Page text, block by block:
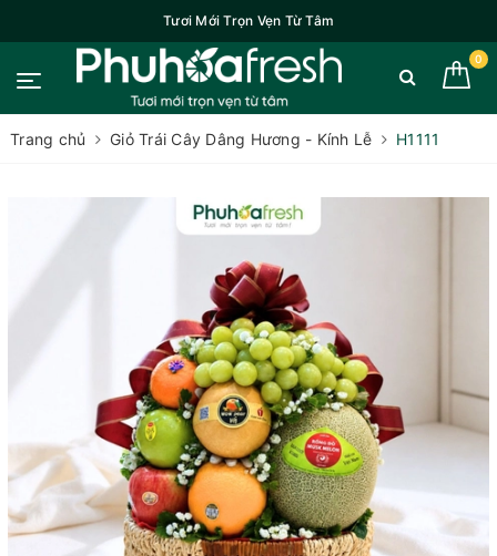
Tươi Mới Trọn Vẹn Từ Tâm
0
Trang chủ Giỏ Trái Cây Dâng Hương - Kính Lễ H1111